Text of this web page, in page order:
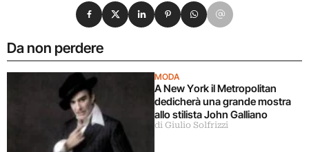
Da non perdere
MODA
A New York il Metropolitan
dedicherà una grande mostra
allo stilista John Galliano
di Giulio Solfrizzi
Condividi su Facebook
Condividi su X
Condividi su LinkedIn
Condividi su Pinterest
Condividi su WhatsApp
Condividi su Email